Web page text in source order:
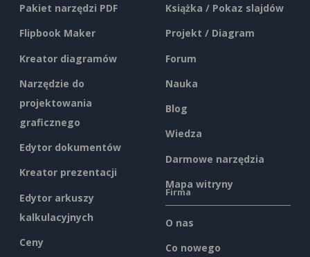
Pakiet narzędzi PDF
Flipbook Maker
Kreator diagramów
Narzędzie do
projektowania
graficznego
Edytor dokumentów
Kreator prezentacji
Edytor arkuszy
kalkulacyjnych
Ceny
Książka / Pokaz slajdów
Projekt / Diagram
Forum
Nauka
Blog
Wiedza
Darmowe narzędzia
Mapa witryny
Firma
O nas
Co nowego